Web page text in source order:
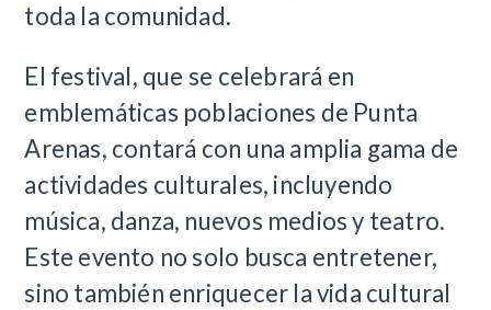
toda la comunidad.
El festival, que se celebrará en
emblemáticas poblaciones de Punta
Arenas, contará con una amplia gama de
actividades culturales, incluyendo
música, danza, nuevos medios y teatro.
Este evento no solo busca entretener,
sino también enriquecer la vida cultural